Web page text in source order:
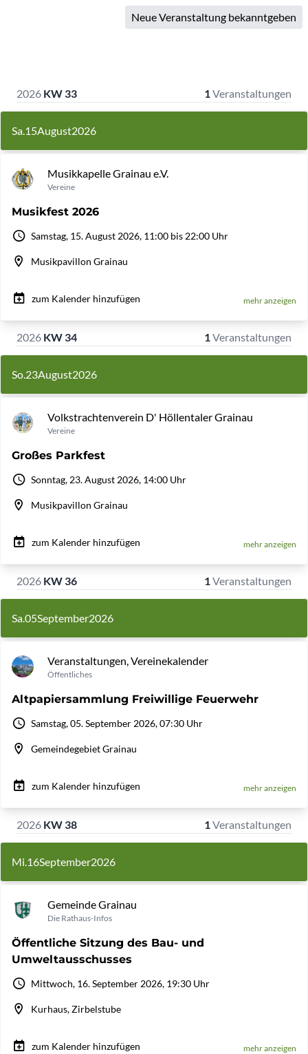
Neue Veranstaltung bekanntgeben
2026 KW 33 1Veranstaltungen
Sa.15August2026
Musikkapelle Grainau e.V.
Vereine
Musikfest 2026
Samstag, 15. August 2026, 11:00 bis 22:00 Uhr
Musikpavillon Grainau
zum Kalender hinzufügen mehr anzeigen
2026 KW 34 1Veranstaltungen
So.23August2026
Volkstrachtenverein D' Höllentaler Grainau
Vereine
Großes Parkfest
Sonntag, 23. August 2026, 14:00 Uhr
Musikpavillon Grainau
zum Kalender hinzufügen mehr anzeigen
2026 KW 36 1Veranstaltungen
Sa.05September2026
Veranstaltungen, Vereinekalender
Öffentliches
Altpapiersammlung Freiwillige Feuerwehr
Samstag, 05. September 2026, 07:30 Uhr
Gemeindegebiet Grainau
zum Kalender hinzufügen mehr anzeigen
2026 KW 38 1Veranstaltungen
Mi.16September2026
Gemeinde Grainau
Die Rathaus-Infos
Öffentliche Sitzung des Bau- und
Umweltausschusses
Mittwoch, 16. September 2026, 19:30 Uhr
Kurhaus, Zirbelstube
zum Kalender hinzufügen mehr anzeigen